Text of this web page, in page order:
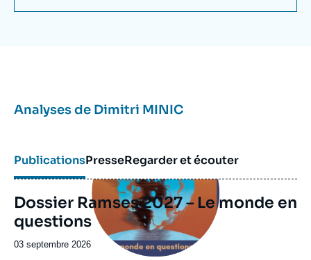
Analyses de Dimitri MINIC
PublicationsPresseRegarder et écouter
Dossier Ramses 2027 – Le monde en
questions
Date
03 septembre 2026